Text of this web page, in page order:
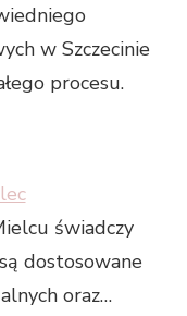
w Szczecinie
procesu.
świadczy
dostosowane
oraz…